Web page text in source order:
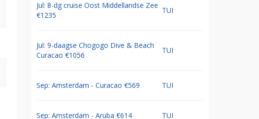
Jul: 8-dg cruise Oost Middellandse Zee
€1235
TUI
Jul: 9-daagse Chogogo Dive & Beach
Curacao €1056
TUI
Sep: Amsterdam - Curacao €569 TUI
Sep: Amsterdam - Aruba €614 TUI